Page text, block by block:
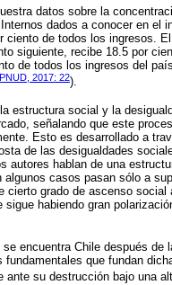
datos sobre la
dados a conocer en el
de todos los ingresos.
siguiente, recibe 18.5 por
de todos los ingresos del
PNUD, 2017: 22).
estructura social y la
señalando que este
Esto es desarrollado a
de las desigualdades
autores hablan de una
casos pasan sólo a
grado de ascenso
habiendo gran
encuentra Chile después
que fundan
ante su destrucción bajo una